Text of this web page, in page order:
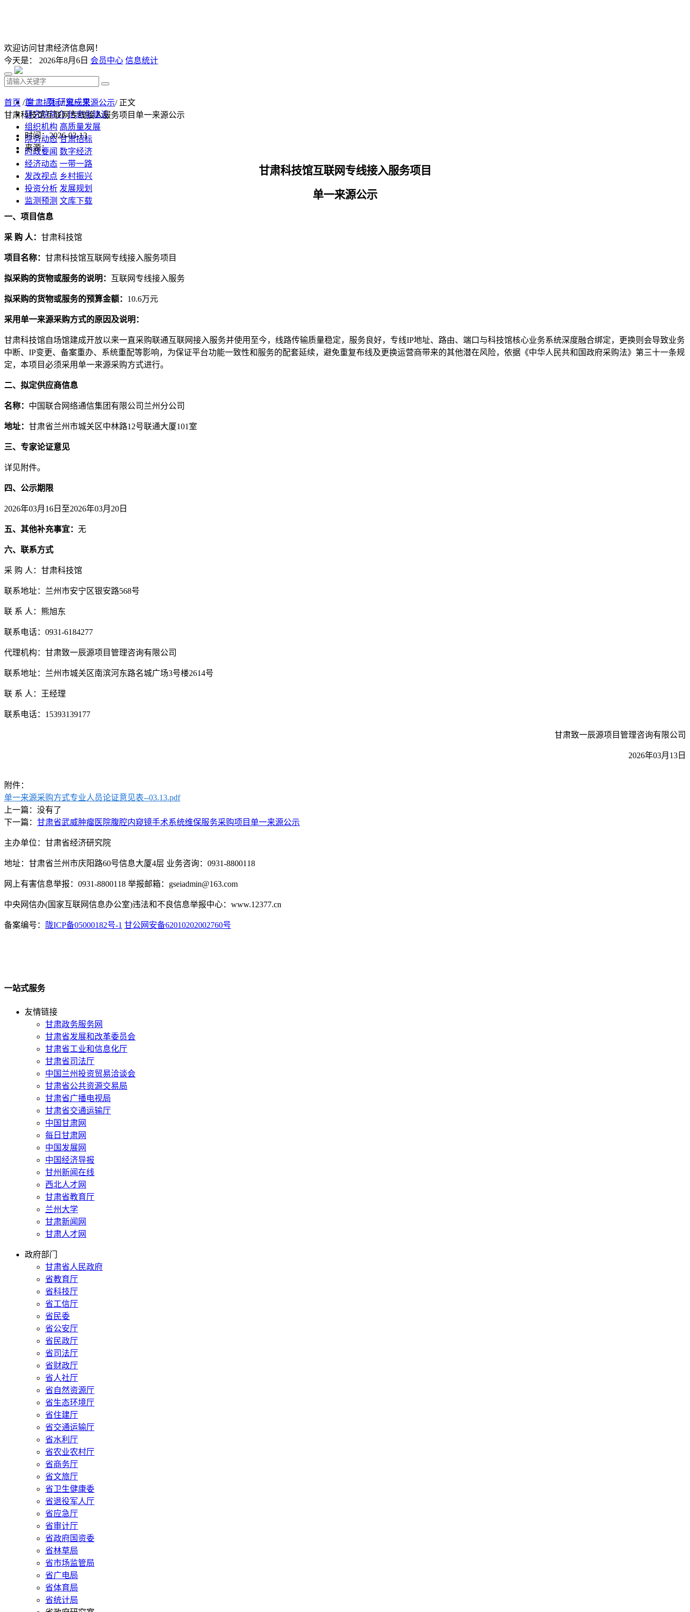
欢迎访问甘肃经济信息网！
今天是： 2026年8月6日 会员中心 信息统计
首 页 研究成果
研究院简介 信息化建设
组织机构 高质量发展
院务动态 甘肃招标
时政要闻 数字经济
经济动态 一带一路
发改视点 乡村振兴
投资分析 发展规划
监测预测 文库下载
首页 /甘肃招标/单一来源公示/ 正文
甘肃科技馆互联网专线接入服务项目单一来源公示
时间：2026-03-13
来源：
甘肃科技馆互联网专线接入服务项目
单一来源公示
一、项目信息
采 购 人： 甘肃科技馆
项目名称： 甘肃科技馆互联网专线接入服务项目
拟采购的货物或服务的说明： 互联网专线接入服务
拟采购的货物或服务的预算金额： 10.6万元
采用单一来源采购方式的原因及说明：
甘肃科技馆自场馆建成开放以来一直采购联通互联网接入服务并使用至今，线路传输质量稳定，服务良好，专线IP地址、路由、端口与科技馆核心业务系统深度融合绑定，更换则会导致业务
中断、IP变更、备案重办、系统重配等影响，为保证平台功能一致性和服务的配套延续，避免重复布线及更换运营商带来的其他潜在风险，依据《中华人民共和国政府采购法》第三十一条规
定，本项目必须采用单一来源采购方式进行。
二、拟定供应商信息
名称： 中国联合网络通信集团有限公司兰州分公司
地址： 甘肃省兰州市城关区中林路12号联通大厦101室
三、专家论证意见
详见附件。
四、公示期限
2026年03月 16 日至2026年03月 20 日
五、其他补充事宜： 无
六、联系方式
采 购 人：甘肃科技馆
联系地址：兰州市安宁区银安路568号
联 系 人：熊旭东
联系电话：0931-6184277
代理机构：甘肃致一辰源项目管理咨询有限公司
联系地址： 兰州市城关区南滨河东路名城广场3号楼2614号
联 系 人：王经理
联系电话： 15393139177
甘肃致一辰源项目管理咨询有限公司
2026年03月13日
附件：
单一来源采购方式专业人员论证意见表--03.13.pdf
上一篇：没有了
下一篇： 甘肃省武威肿瘤医院腹腔内窥镜手术系统维保服务采购项目单一来源公示
主办单位：甘肃省经济研究院
地址：甘肃省兰州市庆阳路60号信息大厦4层 业务咨询：0931-8800118
网上有害信息举报：0931-8800118 举报邮箱：gseiadmin@163.com
中央网信办(国家互联网信息办公室)违法和不良信息举报中心：www.12377.cn
备案编号： 陇ICP备05000182号-1 甘公网安备62010202002760号
一站式服务
友情链接
甘肃政务服务网
甘肃省发展和改革委员会
甘肃省工业和信息化厅
甘肃省司法厅
中国兰州投资贸易洽谈会
甘肃省公共资源交易局
甘肃省广播电视局
甘肃省交通运输厅
中国甘肃网
每日甘肃网
中国发展网
中国经济导报
甘州新闻在线
西北人才网
甘肃省教育厅
兰州大学
甘肃新闻网
甘肃人才网
政府部门
甘肃省人民政府
省教育厅
省科技厅
省工信厅
省民委
省公安厅
省民政厅
省司法厅
省财政厅
省人社厅
省自然资源厅
省生态环境厅
省住建厅
省交通运输厅
省水利厅
省农业农村厅
省商务厅
省文旅厅
省卫生健康委
省退役军人厅
省应急厅
省审计厅
省政府国资委
省林草局
省市场监管局
省广电局
省体育局
省统计局